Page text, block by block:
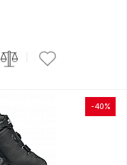
-40%